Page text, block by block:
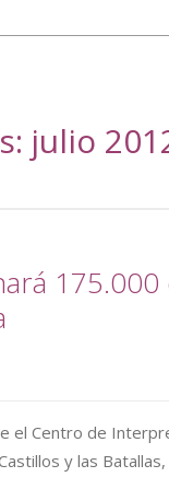
julio
el Centro de
y las